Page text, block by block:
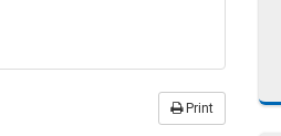
Print